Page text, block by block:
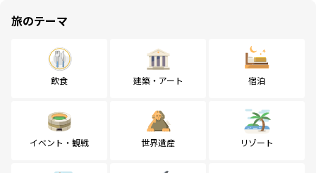
旅のテーマ
飲食 建築・アート 宿泊
イベント・観戦 世界遺産 リゾート